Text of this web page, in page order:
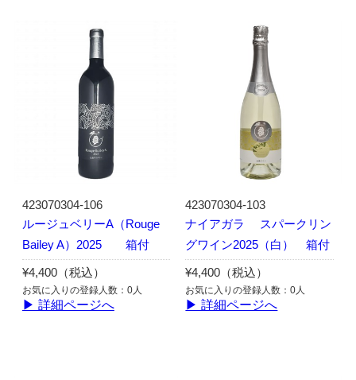
423070304-106
ルージュベリーA（Rouge
Bailey A）2025 箱付
¥4,400（税込）
お気に入りの登録人数：0人
▶ 詳細ページへ
423070304-103
ナイアガラ スパークリン
グワイン2025（白） 箱付
¥4,400（税込）
お気に入りの登録人数：0人
▶ 詳細ページへ